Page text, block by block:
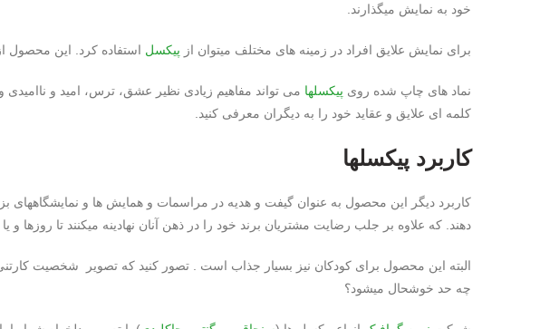
خود به نمایش میگذارند.
برای نمایش علایق افراد در زمینه های مختلف میتوان از پیکسل استفاده کرد. این محصول
نماد های چاپ شده روی پیکسلها می تواند مفاهیم زیادی نظیر عشق، ترس، امید و
کلمه ای علایق و عقاید خود را به دیگران معرفی کنید.
کاربرد پیکسلها
کاربرد دیگر این محصول به عنوان گیفت و هدیه در مراسمات و همایش ها و نمایشگاههای
دهند. که علاوه بر جلب رضایت مشتریان برند خود را در ذهن آنان نهادینه میکنند تا روزها و
البته این محصول برای کودکان نیز بسیار جذاب است . تصور کنید که تصویر شخصیت
چه حد خوشحال میشود؟